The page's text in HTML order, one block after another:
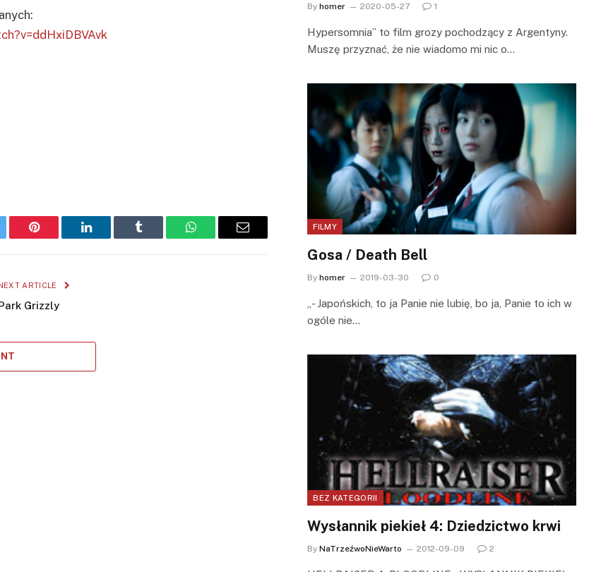
Pinterest LinkedIn Tumblr WhatsAppEmail
NEXT ARTICLE
Grizzly
By homer 2020-05-27 1
Hypersomnia” to film grozy pochodzący z Argentyny.
Muszę przyznać, że nie wiadomo mi nic o…
FILMY
Gosa / Death Bell
By homer 2019-03-30 0
„- Japońskich, to ja Panie nie lubię, bo ja, Panie to ich w
ogóle nie…
BEZ KATEGORII
Wysłannik piekieł 4: Dziedzictwo krwi
By NaTrzeźwoNieWarto 2012-09-09 2